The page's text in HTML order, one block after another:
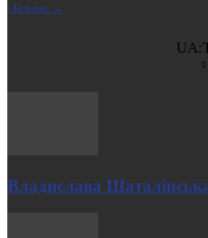
| Більше →
Владислава